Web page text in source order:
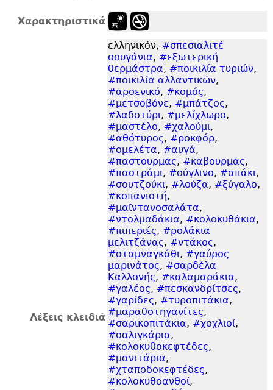
Χαρακτηριστικά
Λέξεις κλειδιά
ελληνικόν, #σπεσιαλιτέ
σουγάνια, #εξωτερική
θερμάστρα, #ποικιλία τυριών,
#ποικιλία αλλαντικών,
#αρσενικό, #κομός,
#μετσοβόνε, #μπάτζος,
#λαδοτύρι, #μελίχλωρο,
#μαστέλο, #χαλούμι,
#αθότυρος, #ροκφόρ,
#ομελέτα, #αυγά,
#παστουρμάς, #καβουρμάς,
#παστράμι, #σύγλινο, #απάκι,
#σουτζούκι, #λούζα, #ξύγαλο,
#κοπανιστή,
#μαϊντανοσαλάτα,
#ντολμαδάκια, #κολοκυθάκια,
#πιπεριές, #ρολάκια
μελιτζάνας, #ντάκος,
#σταμναγκάθι, #γαύρος
μαρινάτος, #σαρδέλα
Καλλονής, #καλαμαράκια,
#γαλέος, #πεσκανδρίτσες,
#γαρίδες, #τυροπιτάκια,
#μαραθοτηγανίτες,
#σαρικοπιτάκια, #χοχλιοί,
#σαλιγκάρια,
#κολοκυθοκεφτέδες,
#μανιτάρια,
#χταποδοκεφτέδες,
#κολοκυθοανθοί,